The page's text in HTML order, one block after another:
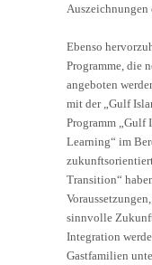
Auszeichnungen
Ebenso
Programme, die
angeboten
mit der „Gulf
Programm „Gulf
Learning“ im
Transition“
sinnvolle
Integration
Gastfamilien